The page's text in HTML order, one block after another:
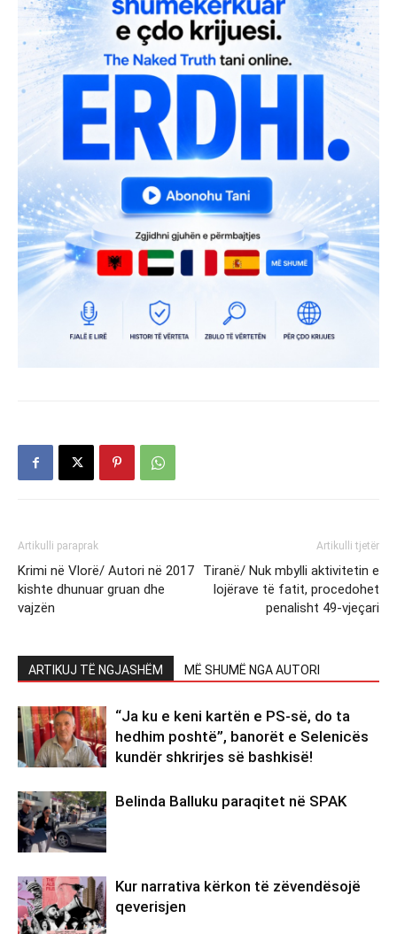
Artikulli paraprak
Krimi në Vlorë/ Autori në 2017
kishte dhunuar gruan dhe
vajzën
Artikulli tjetër
Tiranë/ Nuk mbylli aktivitetin e
lojërave të fatit, procedohet
penalisht 49-vjeçari
ARTIKUJ TË NGJASHËM MË SHUMË NGA AUTORI
“Ja ku e keni kartën e PS-së, do ta
hedhim poshtë”, banorët e Selenicës
kundër shkrirjes së bashkisë!
Belinda Balluku paraqitet në SPAK
Kur narrativa kërkon të zëvendësojë
qeverisjen